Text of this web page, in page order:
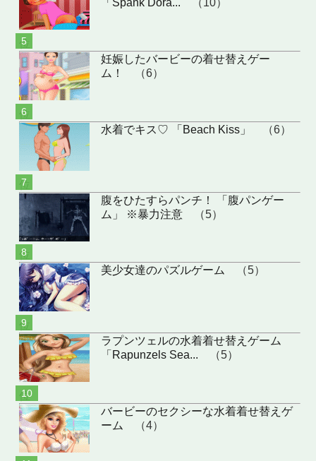
「Spank Dora... （10）
位
妊娠したバービーの着せ替えゲー
ム！
（6）
位
水着でキス♡ 「Beach Kiss」
（6）
位
腹をひたすらパンチ！ 「腹パンゲー
ム」 ※暴力注意 （5）
位
美少女達のパズルゲーム
（5）
位
ラプンツェルの水着着せ替えゲーム
「Rapunzels Sea... （5）
位
バービーのセクシーな水着着せ替えゲ
ーム
（4）